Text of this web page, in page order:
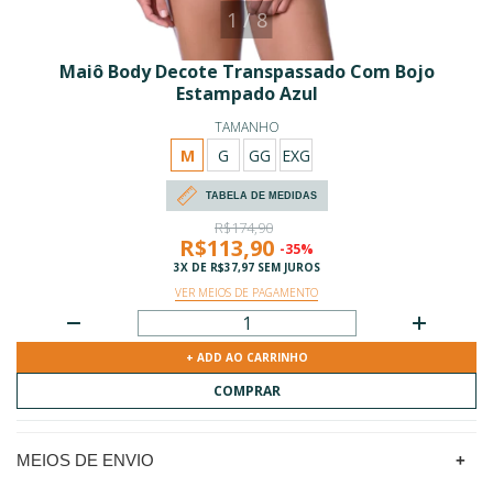
1 /8
Maiô Body Decote Transpassado Com Bojo
Estampado Azul
TAMANHO
M G GG EXG
TABELA DE MEDIDAS
R$174,90
R$113,90 -35%
3X DE R$37,97SEM JUROS
VER MEIOS DE PAGAMENTO
MEIOS DE ENVIO